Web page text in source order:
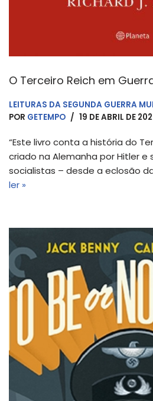
O Terceiro Reich em
LEITURAS DA SEGUNDA GUERRA
POR GETEMPO 19 DE ABRIL DE
“Este livro conta a história do
criado na Alemanha por Hitler e
socialistas – desde a eclosão
ler »